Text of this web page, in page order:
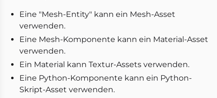
Eine "Mesh-Entity" kann ein Mesh-Asset
verwenden.
Eine Mesh-Komponente kann ein Material-Asset
verwenden.
Ein Material kann Textur-Assets verwenden.
Eine Python-Komponente kann ein Python-
Skript-Asset verwenden.